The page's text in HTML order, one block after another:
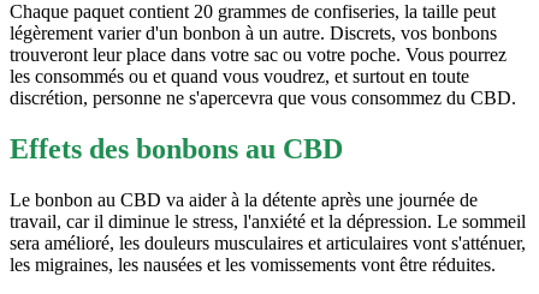
Chaque paquet contient 20 grammes de confiseries, la taille peut
légèrement varier d'un bonbon à un autre. Discrets, vos bonbons
trouveront leur place dans votre sac ou votre poche. Vous pourrez
les consommés ou et quand vous voudrez, et surtout en toute
discrétion, personne ne s'apercevra que vous consommez du CBD.
Effets des bonbons au CBD
Le bonbon au CBD va aider à la détente après une journée de
travail, car il diminue le stress, l'anxiété et la dépression. Le sommeil
sera amélioré, les douleurs musculaires et articulaires vont s'atténuer,
les migraines, les nausées et les vomissements vont être réduites.